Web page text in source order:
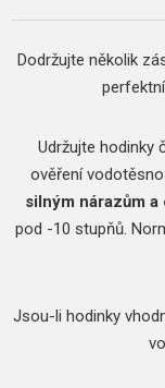
Dodržujte několik
Udržujte hodinky
ověření
silným nárazům
pod -10 stupňů.
Jsou-li hodinky